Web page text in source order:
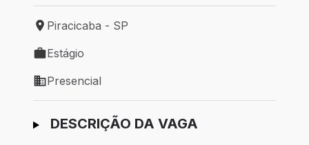
Local de trabalho: Piracicaba - SP
Piracicaba - SP
Tipo de vaga: Estágio
Estágio
Modelo de trabalho: Presencial
Presencial
Ir para candidatura
DESCRIÇÃO DA VAGA